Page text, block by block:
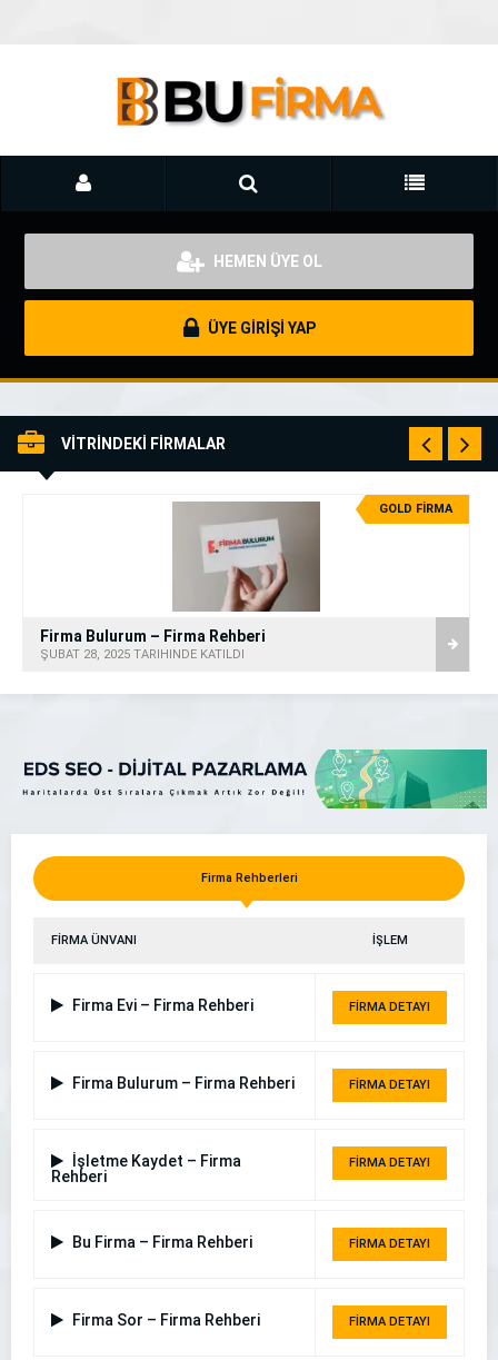
HEMEN ÜYE OL
ÜYE GİRİŞİ YAP
VİTRİNDEKİ FİRMALAR
GOLD FİRMA
Firma Bulurum – Firma Rehberi
ŞUBAT 28, 2025 TARİHİNDE KATILDI
Firma Rehberleri
FİRMA ÜNVANI İŞLEM
Firma Evi – Firma Rehberi FİRMA DETAYI
Firma Bulurum – Firma Rehberi FİRMA DETAYI
İşletme Kaydet – Firma
Rehberi
FİRMA DETAYI
Bu Firma – Firma Rehberi FİRMA DETAYI
Firma Sor – Firma Rehberi FİRMA DETAYI